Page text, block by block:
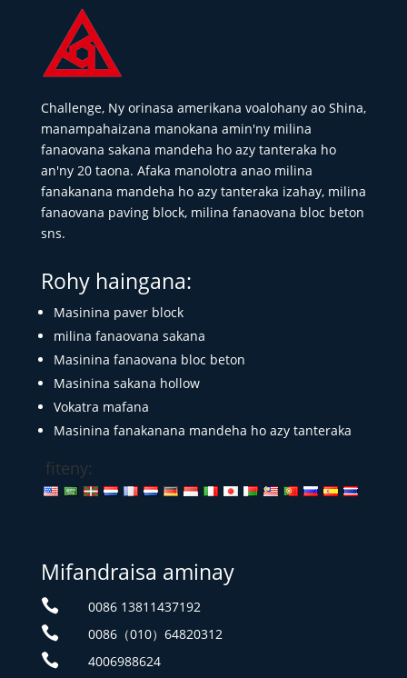
Challenge, Ny orinasa amerikana voalohany ao Shina,
manampahaizana manokana amin'ny milina
fanaovana sakana mandeha ho azy tanteraka ho
an'ny 20 taona. Afaka manolotra anao milina
fanakanana mandeha ho azy tanteraka izahay, milina
fanaovana paving block, milina fanaovana bloc beton
sns.
Rohy haingana:
Masinina paver block
milina fanaovana sakana
Masinina fanaovana bloc beton
Masinina sakana hollow
Vokatra mafana
Masinina fanakanana mandeha ho azy tanteraka
fiteny:
Mifandraisa aminay
 0086 13811437192
 0086（010）64820312
 4006988624